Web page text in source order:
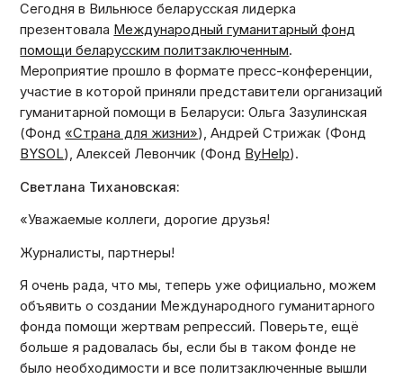
Сегодня в Вильнюсе беларусская лидерка
презентовала Международный гуманитарный фонд
помощи беларусским политзаключенным.
Мероприятие прошло в формате пресс-конференции,
участие в которой приняли представители организаций
гуманитарной помощи в Беларуси: Ольга Зазулинская
(Фонд «Страна для жизни»), Андрей Стрижак (Фонд
BYSOL), Алексей Левончик (Фонд ByHelp).
Светлана Тихановская:
«Уважаемые коллеги, дорогие друзья!
Журналисты, партнеры!
Я очень рада, что мы, теперь уже официально, можем
объявить о создании Международного гуманитарного
фонда помощи жертвам репрессий. Поверьте, ещё
больше я радовалась бы, если бы в таком фонде не
было необходимости и все политзаключенные вышли